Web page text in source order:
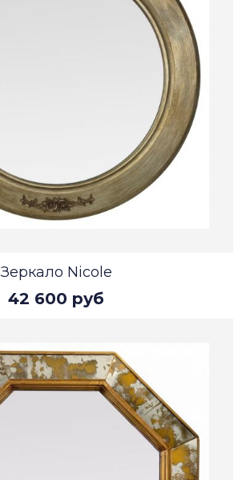
Зеркало Nicole
42 600 руб